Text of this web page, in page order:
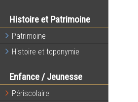
Histoire et Patrimoine
Patrimoine
Histoire et toponymie
Enfance / Jeunesse
Périscolaire